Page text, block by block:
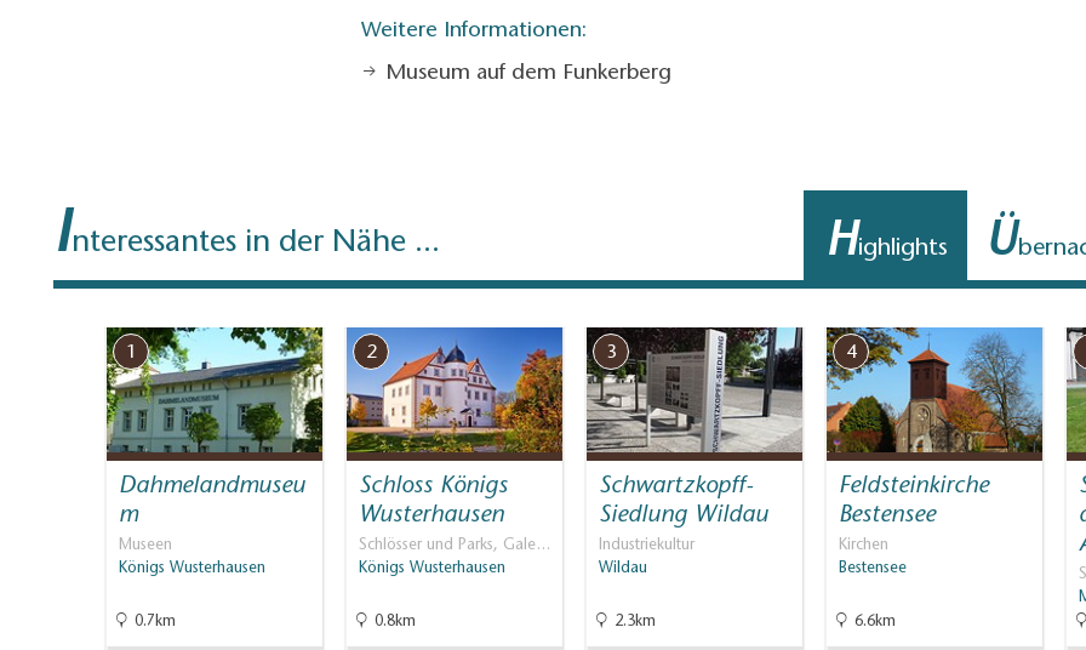
Weitere Informationen:
Museum auf dem Funkerberg
Interessantes in der Nähe ... Highlights Ü
1
Dahmelandmuseu
m
Museen
Königs Wusterhausen
0.7km
2
Schloss Königs
Wusterhausen
Schlösser und Parks, Gale…
Königs Wusterhausen
0.8km
3
Schwartzkopff-
Siedlung Wildau
Industriekultur
Wildau
2.3km
4
Feldsteinkirche
Bestensee
Kirchen
Bestensee
6.6km